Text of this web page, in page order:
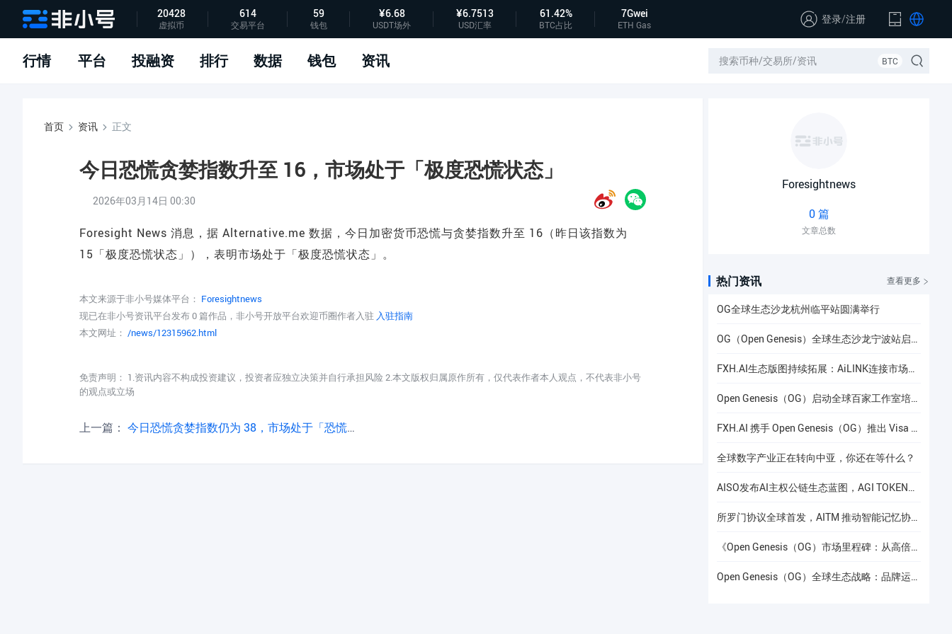
APP下载
指标说明
问题反馈
20428
虚拟币
614
交易平台
59
钱包
¥6.68
USDT场外
¥6.7513
USD汇率
61.42%
BTC占比
7Gwei
ETH Gas 登录/注册
行情 平台 投融资 排行 数据 钱包 资讯 BTC
首页 资讯 正文
今日恐慌贪婪指数升至 16，市场处于「极度恐慌状态」
2026年03月14日 00:30
Foresight News 消息，据 Alternative.me 数据，今日加密货币恐慌与贪婪指数升至 16（昨日该指数为
15「极度恐慌状态」），表明市场处于「极度恐慌状态」。
本文来源于非小号媒体平台： Foresightnews
现已在非小号资讯平台发布 0 篇作品，非小号开放平台欢迎币圈作者入驻 入驻指南
本文网址： /news/12315962.html
免责声明： 1.资讯内容不构成投资建议，投资者应独立决策并自行承担风险 2.本文版权归属原作所有，仅代表作者本人观点，不代表非小号
的观点或立场
上一篇： 今日恐慌贪婪指数仍为 38，市场处于「恐慌状态」
Foresightnews
0 篇
文章总数
热门资讯 查看更多
OG全球生态沙龙杭州临平站圆满举行
OG（Open Genesis）全球生态沙龙宁波站启幕，聚焦AI × Web3共识与应用落地
FXH.AI生态版图持续拓展：AiLINK连接市场数据、AI洞察与安全协作
Open Genesis（OG）启动全球百家工作室培养计划
FXH.AI 携手 Open Genesis（OG）推出 Visa 联名实体卡
全球数字产业正在转向中亚，你还在等什么？
AISO发布AI主权公链生态蓝图，AGI TOKEN计划于12月24日上线Gate.io
所罗门协议全球首发，AITM 推动智能记忆协议进入全球协作阶段
《Open Genesis（OG）市场里程碑：从高倍增长到共识流动性的价值重构》
Open Genesis（OG）全球生态战略：品牌运营赋能下的线下共识网络建设